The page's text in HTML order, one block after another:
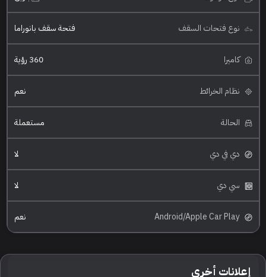
نوع فتحات السقف فتحة سقف بانوراما
كاميرا 360 رؤية
نظام الخرائط نعم
الحالة مستعملة
دي في دي لا
سي دي لا
Android/Apple Car Play نعم
إعلانات أخرى